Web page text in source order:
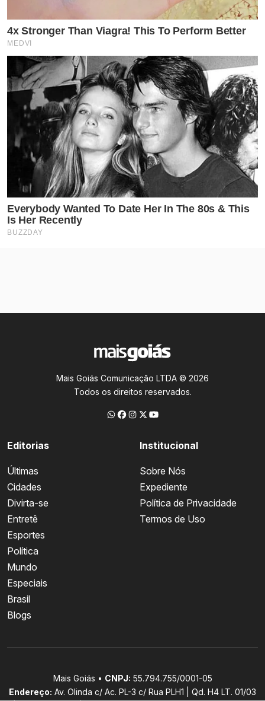
Mais Goiás Comunicação LTDA © 2026
Todos os direitos reservados.
Editorias
Últimas
Cidades
Divirta-se
Entretê
Esportes
Política
Mundo
Especiais
Brasil
Blogs
Institucional
Sobre Nós
Expediente
Política de Privacidade
Termos de Uso
Mais Goiás • CNPJ: 55.794.755/0001-05
Endereço: Av. Olinda c/ Ac. PL-3 c/ Rua PLH1 | Qd. H4 LT. 01/03